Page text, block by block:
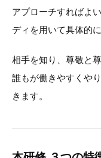
アプローチすればよ
ディを用いて具体的に
相手を知り、尊敬と
誰もが働きやすくや
きます。